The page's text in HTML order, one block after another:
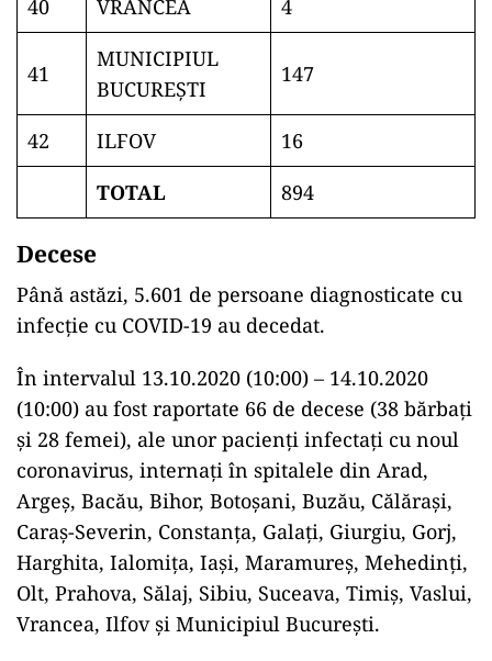
40 VRANCEA 4
41
MUNICIPIUL
BUCUREŞTI
147
42 ILFOV
16
TOTAL
894
Decese
Până astăzi, 5.601 de persoane diagnosticate cu
infecție cu COVID-19 au decedat.
În intervalul 13.10.2020 (10:00) – 14.10.2020
(10:00) au fost raportate 66 de decese (38 bărbați
și 28 femei), ale unor pacienți infectați cu noul
coronavirus, internați în spitalele din Arad,
Argeș, Bacău, Bihor, Botoșani, Buzău, Călărași,
Caraș-Severin, Constanța, Galați, Giurgiu, Gorj,
Harghita, Ialomița, Iași, Maramureș, Mehedinți,
Olt, Prahova, Sălaj, Sibiu, Suceava, Timiș, Vaslui,
Vrancea, Ilfov și Municipiul București.